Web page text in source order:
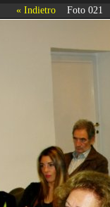
« Indietro Foto 021